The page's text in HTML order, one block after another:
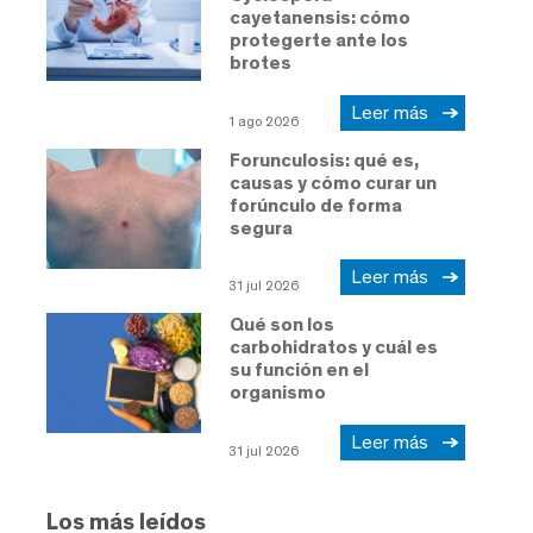
cayetanensis: cómo
protegerte ante los
brotes
1 ago 2026 Leer más
Forunculosis: qué es,
causas y cómo curar un
forúnculo de forma
segura
31 jul 2026 Leer más
Qué son los
carbohidratos y cuál es
su función en el
organismo
31 jul 2026 Leer más
Los más leídos